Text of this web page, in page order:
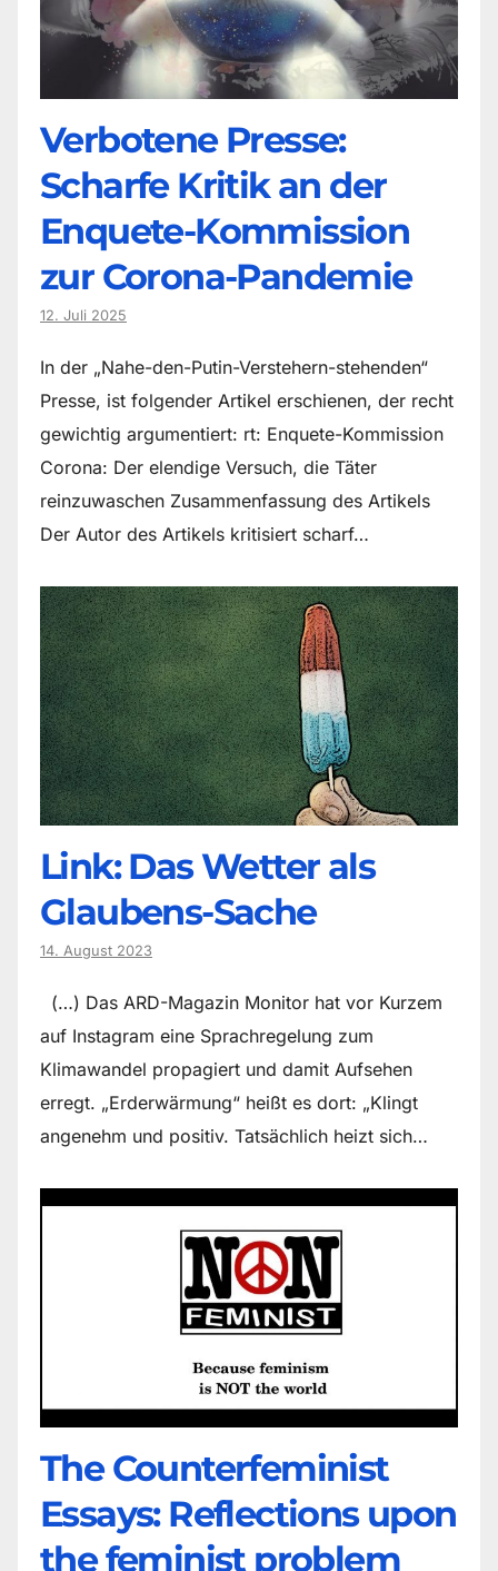
Verbotene Presse:
Scharfe Kritik an der
Enquete-Kommission
zur Corona-Pandemie
12. Juli 2025
In der „Nahe-den-Putin-Verstehern-stehenden“
Presse, ist folgender Artikel erschienen, der recht
gewichtig argumentiert: rt: Enquete-Kommission
Corona: Der elendige Versuch, die Täter
reinzuwaschen Zusammenfassung des Artikels
Der Autor des Artikels kritisiert scharf…
Link: Das Wetter als
Glaubens-Sache
14. August 2023
(…) Das ARD-Magazin Monitor hat vor Kurzem
auf Instagram eine Sprachregelung zum
Klimawandel propagiert und damit Aufsehen
erregt. „Erderwärmung“ heißt es dort: „Klingt
angenehm und positiv. Tatsächlich heizt sich…
The Counter­feminist
Essays: Reflections upon
the feminist problem